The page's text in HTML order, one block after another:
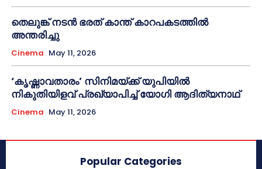
തെലുങ്ക് നടൻ ഭരത് കാന്ത് കാറപകടത്തിൽ
അന്തരിച്ചു
Cinema May 11, 2026
‘കൃഷ്ണാവതാരം’ സിനിമയ്ക്ക് യുപിയിൽ
നികുതിയിളവ് പ്രഖ്യാപിച്ച് യോഗി ആദിത്യനാഥ്
Cinema May 11, 2026
Popular Categories